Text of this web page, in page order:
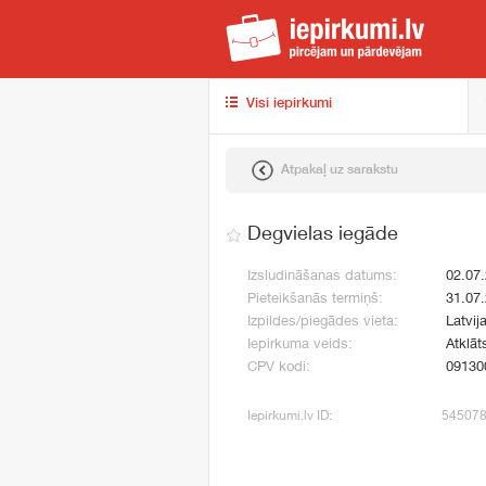
Visi iepirkumi
Atpakaļ uz sarakstu
Degvielas iegāde
Izsludināšanas datums:
Pieteikšanās termiņš:
Izpildes/piegādes vieta:
Iepirkuma veids:
CPV kodi:
Iepirkumi.lv ID: